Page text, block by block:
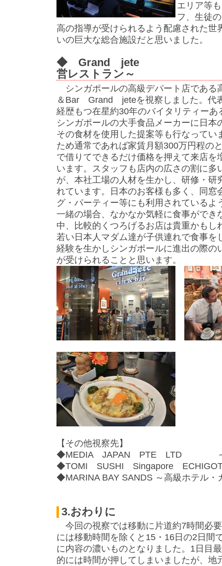
エリア等
フ、生徒
高の指導が受けられるよう配慮された世
いの巨大な総合施設だと思いました。
◆ Grand jete ～
営レストラン～
シンガポールの高級デパート店である
＆Bar Grand jeteを視察しました。代
経歴もつ在星約30年のバイタリティーあ
シンガポールの大手食品メーカーに日本
その食材を使用した提案等も行なってい
ため通常であれば家賃月額300万円程の
で借りてできるだけ価格を押えて来店を
います。スタッフも店内の広さの割に多
が、本社工場の人材を生かし、研修・研
れています。日本のお客様も多く、同窓
グ・パーティー等にも利用されているよ
一緒の場合、なかなか気軽に食事ができ
中、比較的くつろげるお店は貴重かもし
若い日本人マダム達が子供連れで食事を
経験を生かしシンガポールに進出の際の
が受けられることと思います。
【その他視察先】
◆MEDIA JAPAN PTE LTD ～マ
◆TOMI SUSHI Singapore
◆MARINA BAY SANDS ～高級ホテル・
3.おわりに
今回の視察では移動に片道約7時間必
には移動時間を除くと15・16日の2日間
に内容の濃いものとなりました。1日目
的には時間が押してしまいましたが、地